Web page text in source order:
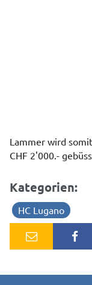
Lammer wird
CHF 2'000.-
Kategorien:
HC Lugano